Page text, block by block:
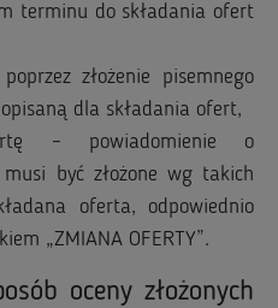
terminu do składania ofert
złożenie pisemnego
dla składania ofert,
– powiadomienie o
być złożone wg takich
oferta, odpowiednio
„ZMIANA OFERTY”.
oceny złożonych